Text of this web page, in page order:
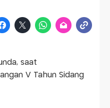
saat
V Tahun Sidang